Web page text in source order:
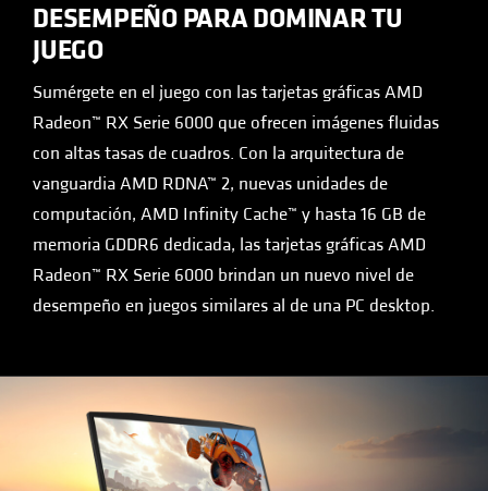
DESEMPEÑO PARA DOMINAR TU
JUEGO
Sumérgete en el juego con las tarjetas gráficas AMD
Radeon™ RX Serie 6000 que ofrecen imágenes fluidas
con altas tasas de cuadros. Con la arquitectura de
vanguardia AMD RDNA™ 2, nuevas unidades de
computación, AMD Infinity Cache™ y hasta 16 GB de
memoria GDDR6 dedicada, las tarjetas gráficas AMD
Radeon™ RX Serie 6000 brindan un nuevo nivel de
desempeño en juegos similares al de una PC desktop.